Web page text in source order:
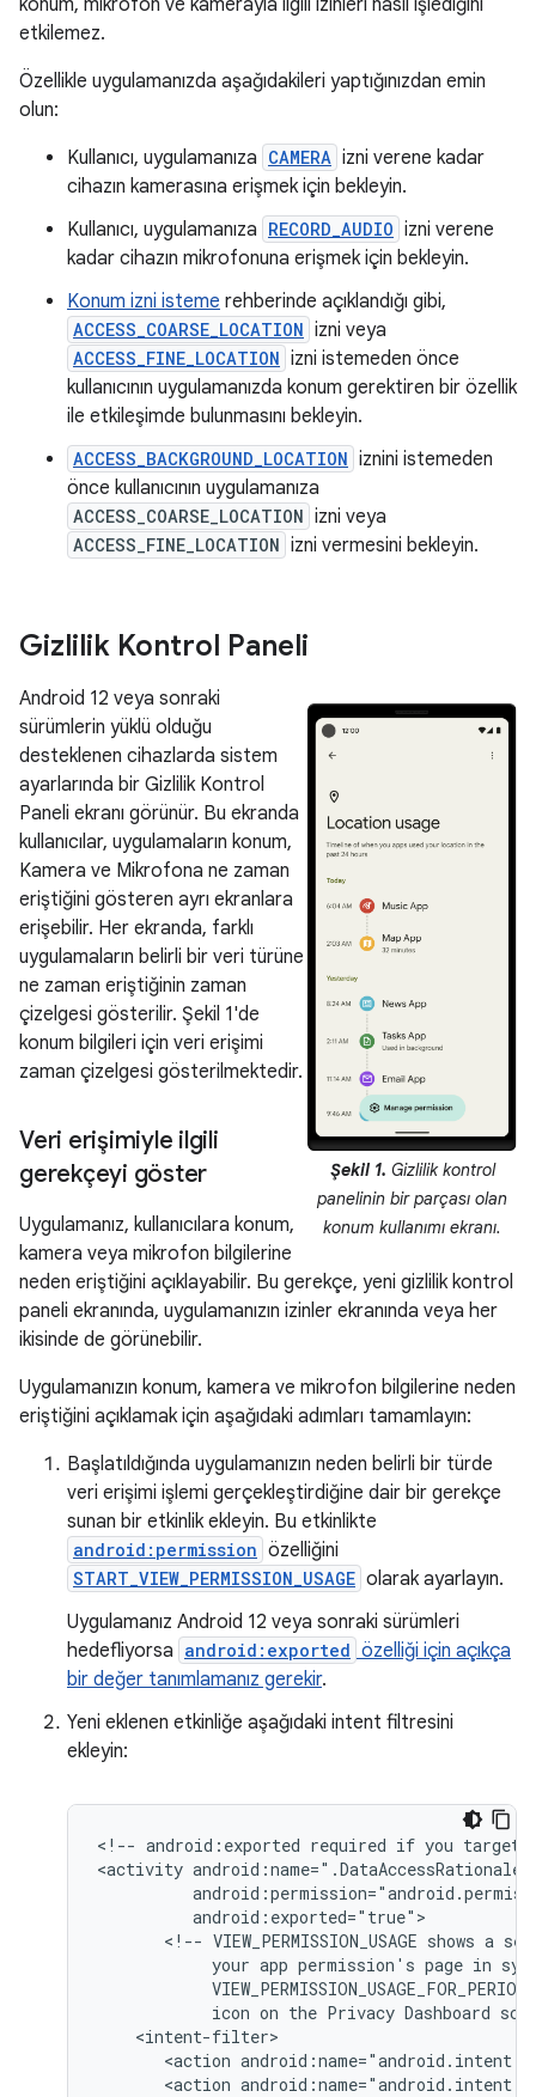
konum, mikrofon ve kamerayla ilgili izinleri nasıl işlediğini
etkilemez.
Özellikle uygulamanızda aşağıdakileri yaptığınızdan emin
olun:
Kullanıcı, uygulamanıza CAMERA izni verene kadar
cihazın kamerasına erişmek için bekleyin.
Kullanıcı, uygulamanıza RECORD_AUDIO izni verene
kadar cihazın mikrofonuna erişmek için bekleyin.
Konum izni isteme rehberinde açıklandığı gibi,
ACCESS_COARSE_LOCATION izni veya
ACCESS_FINE_LOCATION izni istemeden önce
kullanıcının uygulamanızda konum gerektiren bir özellik
ile etkileşimde bulunmasını bekleyin.
ACCESS_BACKGROUND_LOCATION iznini istemeden
önce kullanıcının uygulamanıza
ACCESS_COARSE_LOCATION izni veya
ACCESS_FINE_LOCATION izni vermesini bekleyin.
Gizlilik Kontrol Paneli
Şekil 1. Gizlilik kontrol
panelinin bir parçası olan
konum kullanımı ekranı.
Android 12 veya sonraki
sürümlerin yüklü olduğu
desteklenen cihazlarda sistem
ayarlarında bir Gizlilik Kontrol
Paneli ekranı görünür. Bu ekranda
kullanıcılar, uygulamaların konum,
Kamera ve Mikrofona ne zaman
eriştiğini gösteren ayrı ekranlara
erişebilir. Her ekranda, farklı
uygulamaların belirli bir veri türüne
ne zaman eriştiğinin zaman
çizelgesi gösterilir. Şekil 1'de
konum bilgileri için veri erişimi
zaman çizelgesi gösterilmektedir.
Veri erişimiyle ilgili
gerekçeyi göster
Uygulamanız, kullanıcılara konum,
kamera veya mikrofon bilgilerine
neden eriştiğini açıklayabilir. Bu gerekçe, yeni gizlilik kontrol
paneli ekranında, uygulamanızın izinler ekranında veya her
ikisinde de görünebilir.
Uygulamanızın konum, kamera ve mikrofon bilgilerine neden
eriştiğini açıklamak için aşağıdaki adımları tamamlayın:
Başlatıldığında uygulamanızın neden belirli bir türde
veri erişimi işlemi gerçekleştirdiğine dair bir gerekçe
sunan bir etkinlik ekleyin. Bu etkinlikte
android:permission özelliğini
START_VIEW_PERMISSION_USAGE olarak ayarlayın.
Uygulamanız Android 12 veya sonraki sürümleri
hedefliyorsa android:exported özelliği için açıkça
bir değer tanımlamanız gerekir.
Yeni eklenen etkinliğe aşağıdaki intent filtresini
ekleyin:
<!-- android:exported required if you target
<activity
<!-- VIEW_PERMISSION_USAGE shows a
your app permission's page in
VIEW_PERMISSION_USAGE_FOR_PERIOD
icon on the Privacy Dashboard
<action
<action